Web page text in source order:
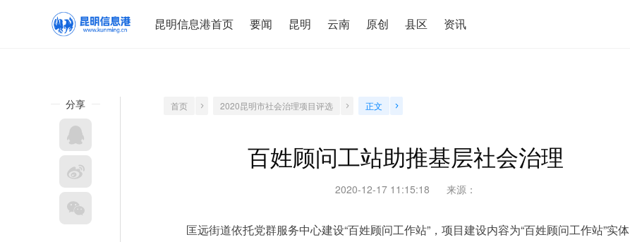
昆明信息港首页 要闻 昆明 云南 原创 县区 资讯
分享 首页 2020昆明市社会治理项目评选 正文
百姓顾问工站助推基层社会治理
2020-12-17 11:15:18 来源：
匡远街道依托党群服务中心建设“百姓顾问工作站”，项目建设内容为“百姓顾问工作站”实体